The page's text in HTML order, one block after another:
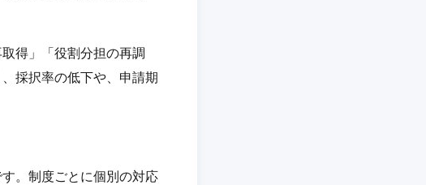
得」「役割分担の再調
採択率の低下や、申請期
。制度ごとに個別の対応